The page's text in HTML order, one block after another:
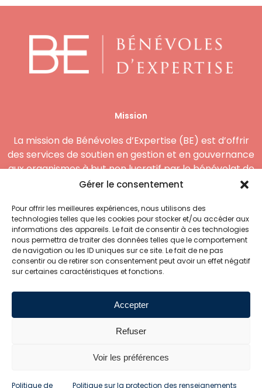
Gérer le consentement
Pour offrir les meilleures expériences, nous utilisons des
technologies telles que les cookies pour stocker et/ou accéder aux
informations des appareils. Le fait de consentir à ces technologies
nous permettra de traiter des données telles que le comportement
de navigation ou les ID uniques sur ce site. Le fait de ne pas
consentir ou de retirer son consentement peut avoir un effet négatif
sur certaines caractéristiques et fonctions.
Accepter
Refuser
Voir les préférences
Politique de Politique sur la protection des renseignements
Mission
La mission de Bénévoles d’Expertise (BE) est d’offrir
des services de soutien en gestion et en gouvernance
aux organismes à but non lucratif par le bénévolat de
compétences.
Coordonnées
5000, 3e Avenue Ouest
Bureau 205 Québec
(Québec) G1H 7J1
418 914-5589
2024© Bénévoles d’Expertise | Une créationSnabb|Politique des